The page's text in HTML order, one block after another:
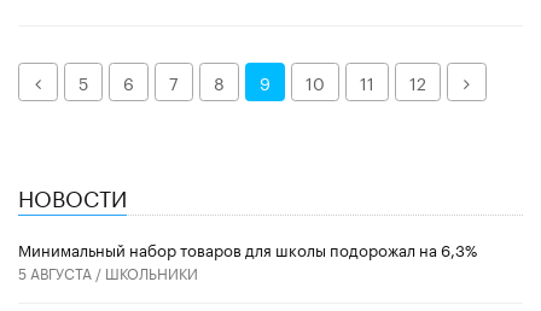
Назад
5 6 7 8 9 10 11 12 Далее
НОВОСТИ
Минимальный набор товаров для школы подорожал на 6,3%
5 АВГУСТА / ШКОЛЬНИКИ